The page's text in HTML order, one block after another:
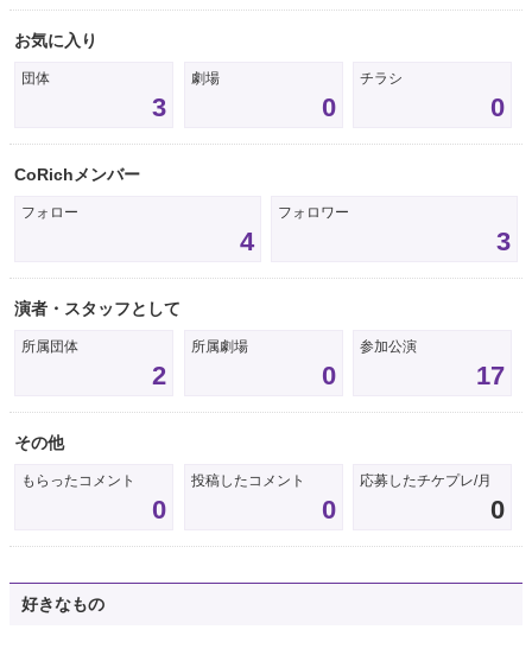
お気に入り
団体
3
劇場
0
チラシ
0
CoRichメンバー
フォロー
4
フォロワー
3
演者・スタッフとして
所属団体
2
所属劇場
0
参加公演
17
その他
もらったコメント
0
投稿したコメント
0
応募したチケプレ/月
0
好きなもの